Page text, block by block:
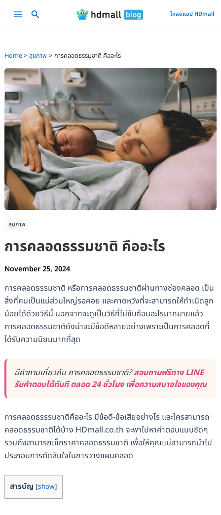
Main
โหลดแอป HDmall
Home สุขภาพ การคลอดธรรมชาติ คืออะไร
สุขภาพ
การคลอดธรรมชาติ คืออะไร
November 25, 2024
การคลอดธรรมชาติ หรือการคลอดธรรมชาติผ่านทางช่องคลอด เป็น
สิ่งที่คนเป็นแม่ส่วนใหญ่รอคอย และคาดหวังที่จะสามารถให้กำเนิดลูก
น้อยได้ด้วยวิธีนี้ นอกจากจะดูเป็นวิธีที่ไม่ซับซ้อนอะไรมากมายแล้ว
การคลอดธรรมชาติยังน่าจะมีข้อดีหลายอย่างเพราะเป็นการคลอดที่
ได้รับความนิยมมากที่สุด
มีคำถามเกี่ยวกับ การคลอดธรรมชาติ?สอบถามฟรีทาง LINE
รับคำตอบได้ทันที ตลอด 24 ชั่วโมง เพื่อความสบายใจของคุณ
การคลอดธรรรมชาติคืออะไร มีข้อดี-ข้อเสียอย่างไร และใครสามารถ
คลอดธรรมชาติได้บ้าง HDmall.co.th จะพาไปหาคำตอบแบบชัดๆ
รวมถึงสามารถเช็กราคาคลอดธรรมชาติ เพื่อให้คุณแม่สามารถนำไป
ประกอบการตัดสินใจในการวางแผนคลอด
สารบัญ [show]